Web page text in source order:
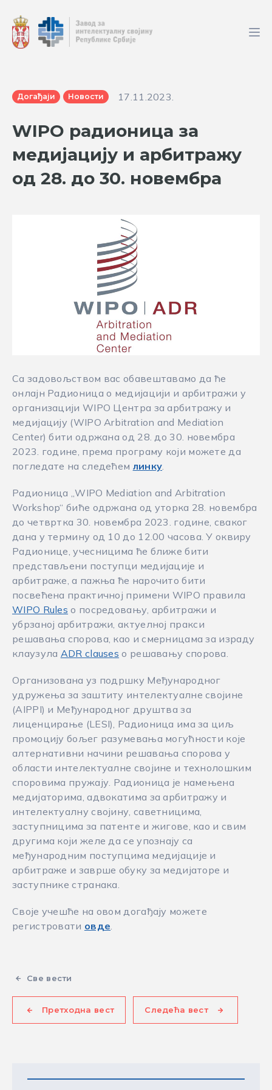
Догађаји Новости 17.11.2023.
WIPO радионица за
медијацију и арбитражу
од 28. до 30. новембра
Са задовољством вас обавештавамо да ће
онлајн Радионица о медијацији и арбитражи у
организацији WIPO Центра за арбитражу и
медијацију (WIPO Arbitration and Mediation
Center) бити одржана од 28. до 30. новембра
2023. године, према програму који можете да
погледате на следећем линку.
Радионица „WIPO Mediation and Arbitration
Workshop“ биће одржана од уторка 28. новембра
до четвртка 30. новембра 2023. године, сваког
дана у термину од 10 до 12.00 часова. У оквиру
Радионице, учесницима ће ближе бити
представљени поступци медијације и
арбитраже, а пажња ће нарочито бити
посвећена практичној примени WIPO правила
WIPO Rules о посредовању, арбитражи и
убрзаној арбитражи, актуелној пракси
решавања спорова, као и смерницама за израду
клаузула ADR clauses о решавању спорова.
Организована уз подршку Међународног
удружења за заштиту интелектуалне својине
(AIPPI) и Међународног друштва за
лиценцирање (LESI), Радионица има за циљ
промоцију бољег разумевања могућности које
алтернативни начини решавања спорова у
области интелектуалне својине и технолошким
споровима пружају. Радионица је намењена
медијаторима, адвокатима за арбитражу и
интелектуалну својину, саветницима,
заступницима за патенте и жигове, као и свим
другима који желе да се упознају са
међународним поступцима медијације и
арбитраже и заврше обуку за медијаторе и
заступнике странака.
Своје учешће на овом догађају можете
регистровати овде.
Све вести
Претходна вест Следећа вест